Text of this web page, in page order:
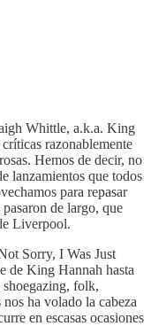
Whittle, a.k.a. King
razonablemente
Hemos de decir, no
lanzamientos que todos
para repasar
de largo, que
Liverpool.
Sorry, I Was Just
de King Hannah hasta
shoegazing, folk,
ha volado la cabeza
en escasas ocasiones